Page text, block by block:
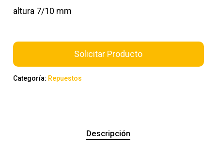
altura 7/10 mm
Solicitar Producto
Categoría: Repuestos
Descripción